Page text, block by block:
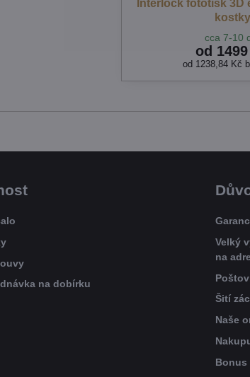
Interlock fototisk 3D
kostky
cca 7-10
od
od 1238,84 Kč
na dobírku
Velký
na
Šití
Naše
Bonus